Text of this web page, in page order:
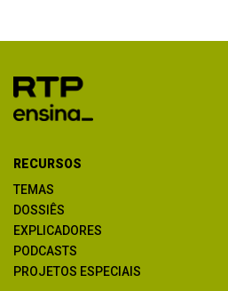
RECURSOS
TEMAS
DOSSIÊS
EXPLICADORES
PODCASTS
PROJETOS ESPECIAIS